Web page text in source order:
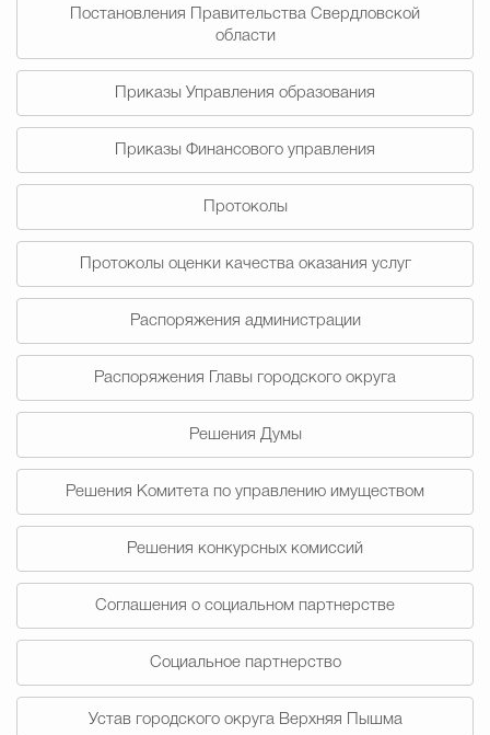
Счётная палата Городского
Гостям Городского
Общественная
Градостроительство и
Государственные организации
Постановления Правительства Свердловской
области
Приказы Управления образования
Приказы Финансового управления
Протоколы
Протоколы оценки качества оказания услуг
Распоряжения администрации
Распоряжения Главы городского округа
Решения Думы
Решения Комитета по управлению имуществом
Решения конкурсных комиссий
Соглашения о социальном партнерстве
Социальное партнерство
Устав городского округа Верхняя Пышма